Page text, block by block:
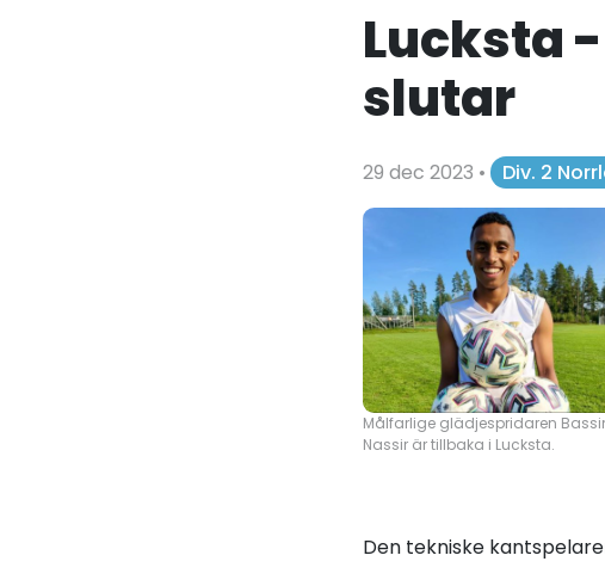
Lucksta
slutar
29 dec 2023 • Div. 2
Målfarlige glädjespridaren
Nassir är tillbaka i Lucksta.
Den tekniske